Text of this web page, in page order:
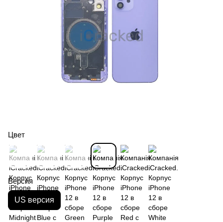
Цвет
Версия
US версия